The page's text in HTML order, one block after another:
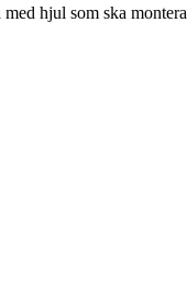
hjul som ska